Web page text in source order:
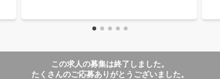
お役立ちコラム
転職をご希望の方 企業のご担当者様
この求人の募集は終了しました。
たくさんのご応募ありがとうございました。